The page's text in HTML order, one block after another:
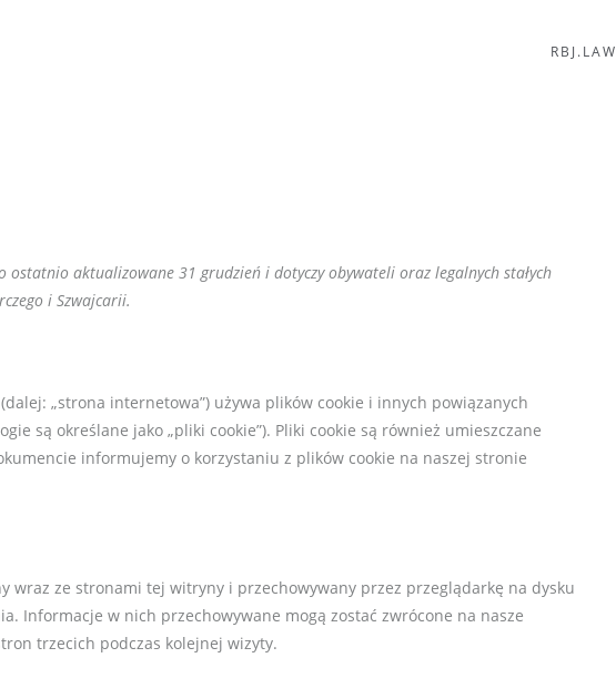
RBJ.LAW
ostatnio aktualizowane 31 grudzień i dotyczy obywateli oraz legalnych stałych
i Szwajcarii.
(dalej: „strona internetowa”) używa plików cookie i innych powiązanych
są określane jako „pliki cookie”). Pliki cookie są również umieszczane
informujemy o korzystaniu z plików cookie na naszej stronie
wraz ze stronami tej witryny i przechowywany przez przeglądarkę na dysku
Informacje w nich przechowywane mogą zostać zwrócone na nasze
trzecich podczas kolejnej wizyty.